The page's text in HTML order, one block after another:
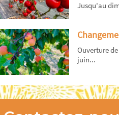
Jusqu'au
Ouverture de
juin...